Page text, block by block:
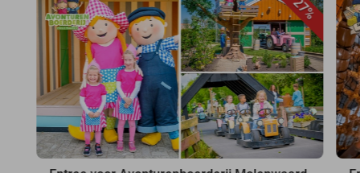
27%